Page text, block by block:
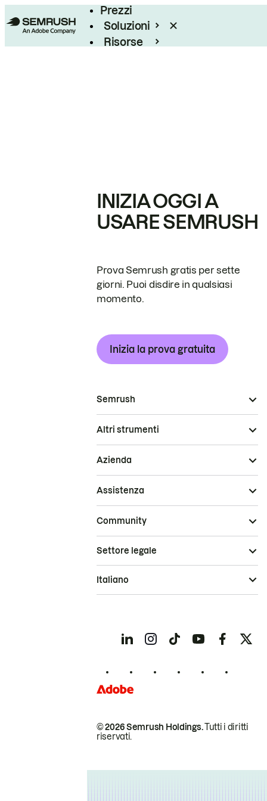
Prezzi
Soluzioni
Risorse
INIZIA OGGI A
USARE SEMRUSH
Prova Semrush gratis per sette
giorni. Puoi disdire in qualsiasi
momento.
Inizia la prova gratuita
Semrush
Altri strumenti
Azienda
Assistenza
Community
© 2026 Semrush Holdings.Tutti i diritti
riservati.
Settore legale
Italiano